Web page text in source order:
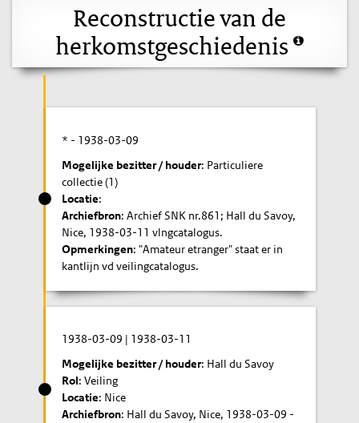
Reconstructie van de
herkomstgeschiedenis
* - 1938-03-09
Mogelijke bezitter / houder: Particuliere
collectie (1)
Locatie:
Archiefbron: Archief SNK nr.861; Hall du Savoy,
Nice, 1938-03-11 vlngcatalogus.
Opmerkingen: "Amateur etranger" staat er in
kantlijn vd veilingcatalogus.
1938-03-09 | 1938-03-11
Mogelijke bezitter / houder: Hall du Savoy
Rol: Veiling
Locatie: Nice
Archiefbron: Hall du Savoy, Nice, 1938-03-09 -